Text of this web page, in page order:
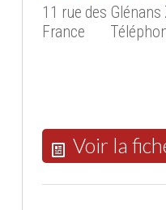
11 rue des Glénans
France
Voir la